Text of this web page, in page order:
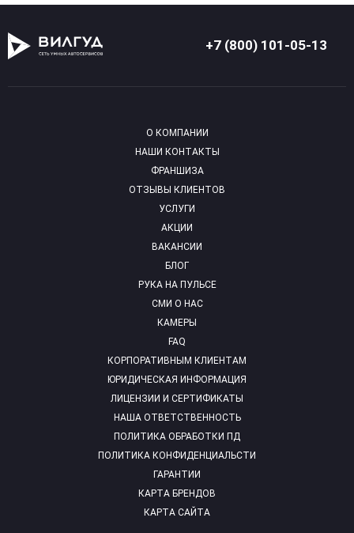
+7 (800) 101-05-13
О КОМПАНИИ
НАШИ КОНТАКТЫ
ФРАНШИЗА
ОТЗЫВЫ КЛИЕНТОВ
УСЛУГИ
АКЦИИ
ВАКАНСИИ
БЛОГ
РУКА НА ПУЛЬСЕ
СМИ О НАС
КАМЕРЫ
FAQ
КОРПОРАТИВНЫМ КЛИЕНТАМ
ЮРИДИЧЕСКАЯ ИНФОРМАЦИЯ
ЛИЦЕНЗИИ И СЕРТИФИКАТЫ
НАША ОТВЕТСТВЕННОСТЬ
ПОЛИТИКА ОБРАБОТКИ ПД
ПОЛИТИКА КОНФИДЕНЦИАЛЬСТИ
ГАРАНТИИ
КАРТА БРЕНДОВ
КАРТА САЙТА